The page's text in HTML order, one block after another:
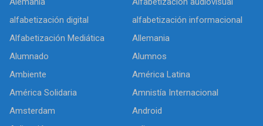
alfabetización digital
alfabetización informacional
Alfabetización Mediática
Allemania
Alumnado
Alumnos
Ambiente
América Latina
América Solidaria
Amnistía Internacional
Amsterdam
Android